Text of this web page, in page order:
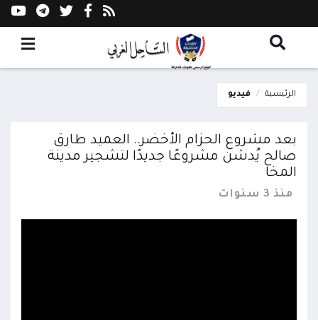
الرئيسية فيديو
بعد مشروع الحزام الأخضر.. العميد طارق
صالح يُدشن مشروعًا جديدًا لتشجير مدينة
المخا
منذ 3 سنوات